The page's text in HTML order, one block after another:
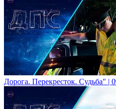
Дорога. Перекресток. Судьба" |